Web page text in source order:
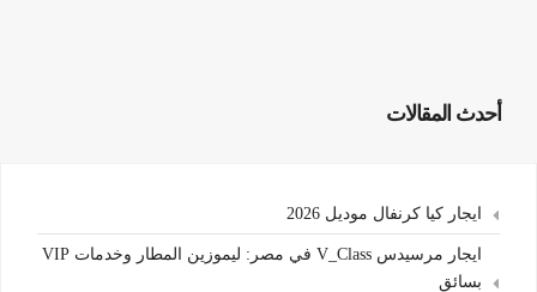
أحدث المقالات
ايجار كيا كرنفال موديل 2026
ايجار مرسيدس V_Class في مصر: ليموزين المطار وخدمات VIP
بسائق